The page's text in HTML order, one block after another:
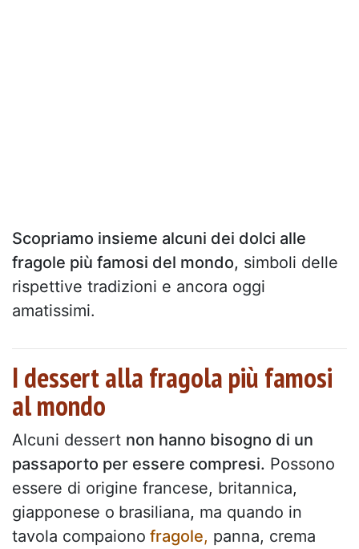
Scopriamo insieme alcuni dei dolci alle
fragole più famosi del mondo, simboli delle
rispettive tradizioni e ancora oggi
amatissimi.
I dessert alla fragola più famosi
al mondo
Alcuni dessert non hanno bisogno di un
passaporto per essere compresi. Possono
essere di origine francese, britannica,
giapponese o brasiliana, ma quando in
tavola compaiono fragole, panna, crema